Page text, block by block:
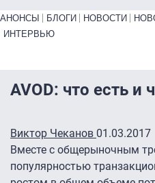
Primary links bottom
АНОНСЫ БЛОГИ НОВОСТИ
ИНТЕРВЬЮ
AVOD: что есть и
Виктор Чеканов 01.03.2017
Вместе с общерыночным
популярностью